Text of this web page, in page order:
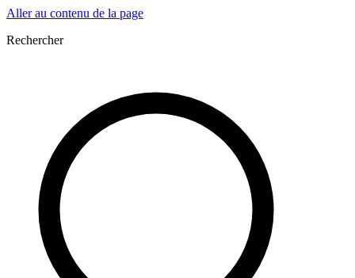
Aller au contenu de la page
Rechercher